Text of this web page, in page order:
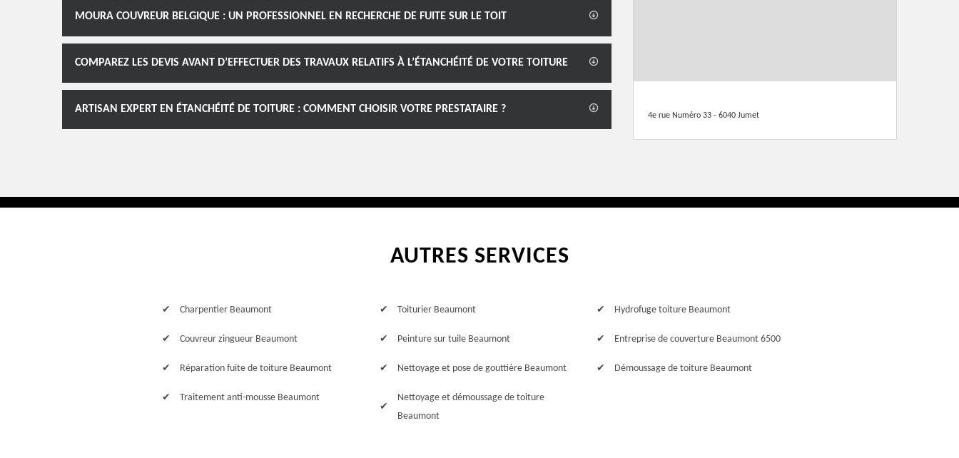
MOURA COUVREUR BELGIQUE : UN PROFESSIONNEL EN RECHERCHE DE FUITE SUR LE TOIT
COMPAREZ LES DEVIS AVANT D’EFFECTUER DES TRAVAUX RELATIFS À L’ÉTANCHÉITÉ DE VOTRE TOITURE
ARTISAN EXPERT EN ÉTANCHÉITÉ DE TOITURE : COMMENT CHOISIR VOTRE PRESTATAIRE ?
4e rue Numéro 33 - 6040 Jumet
AUTRES SERVICES
Charpentier Beaumont
Couvreur zingueur Beaumont
Réparation fuite de toiture Beaumont
Traitement anti-mousse Beaumont
Toiturier Beaumont
Peinture sur tuile Beaumont
Nettoyage et pose de gouttière Beaumont
Nettoyage et démoussage de toiture
Beaumont
Hydrofuge toiture Beaumont
Entreprise de couverture Beaumont 6500
Démoussage de toiture Beaumont